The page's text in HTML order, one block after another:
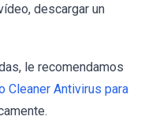
descargar un
le recomendamos
Cleaner Antivirus para